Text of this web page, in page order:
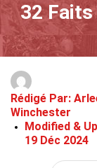
32 Faits
Rédigé Par:
Winchester
Modified &
19 Déc 2024